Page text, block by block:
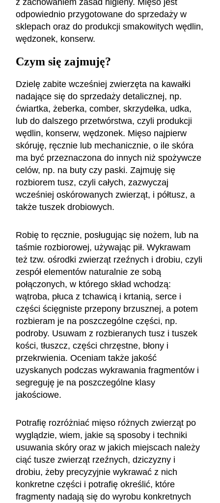
z zachowaniem zasad higieny. Mięso jest
odpowiednio przygotowane do sprzedaży w
sklepach oraz do produkcji smakowitych wędlin,
wędzonek, konserw.
Czym się zajmuję?
Dzielę zabite wcześniej zwierzęta na kawałki
nadające się do sprzedaży detalicznej, np.
ćwiartka, żeberka, comber, skrzydełka, udka,
lub do dalszego przetwórstwa, czyli produkcji
wędlin, konserw, wędzonek. Mięso najpierw
skóruję, ręcznie lub mechanicznie, o ile skóra
ma być przeznaczona do innych niż spożywcze
celów, np. na buty czy paski. Zajmuję się
rozbiorem tusz, czyli całych, zazwyczaj
wcześniej oskórowanych zwierząt, i półtusz, a
także tuszek drobiowych.
Robię to ręcznie, posługując się nożem, lub na
taśmie rozbiorowej, używając pił. Wykrawam
też tzw. ośrodki zwierząt rzeźnych i drobiu, czyli
zespół elementów naturalnie ze so­bą
połączonych, w którego skład wchodzą:
wątroba, płuca z tchawicą i krtanią, serce i
części ścięgniste przepony brzusznej, a potem
rozbieram je na poszczególne części, np.
podroby. Usuwam z rozbieranych tusz i tuszek
kości, tłuszcz, części chrzęstne, błony i
przekrwienia. Oceniam także jakość
uzyskanych podczas wykrawania fragmentów i
segreguję je na poszczególne klasy
jakościowe.
Potrafię rozróżniać mięso różnych zwierząt po
wyglądzie, wiem, jakie są sposoby i techniki
usuwania skóry oraz w jakich miejscach należy
ciąć tusze zwierząt rzeźnych, dziczyzny i
drobiu, żeby precyzyjnie wykrawać z nich
konkretne części i potrafię określić, które
fragmenty nadają się do wyrobu konkretnych